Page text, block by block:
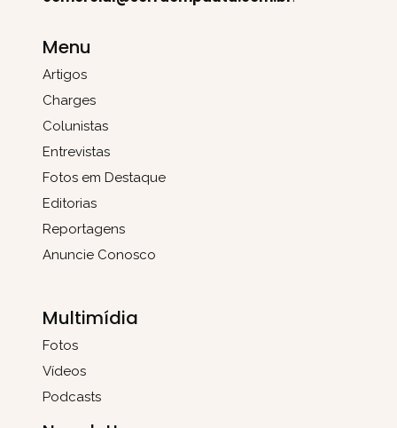
Menu
Artigos
Charges
Colunistas
Entrevistas
Fotos em Destaque
Editorias
Reportagens
Anuncie Conosco
Multimídia
Fotos
Vídeos
Podcasts